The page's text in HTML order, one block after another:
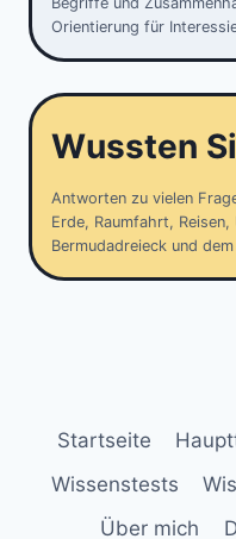
Orientierung für
Wussten
Antworten zu vielen
Erde, Raumfahrt,
Bermudadreieck und
Startseite
Wissenstests
Über mich